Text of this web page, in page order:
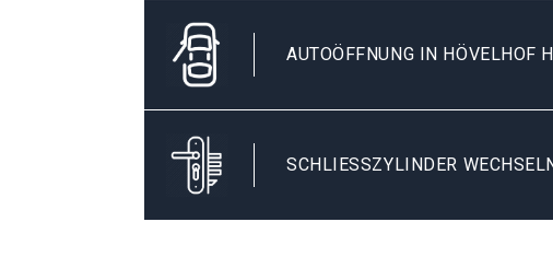
AUTOÖFFNUNG IN HÖVELHOF
SCHLIESSZYLINDER